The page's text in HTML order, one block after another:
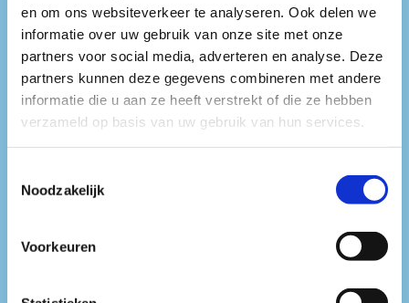
en om ons websiteverkeer te analyseren. Ook delen we
informatie over uw gebruik van onze site met onze
partners voor social media, adverteren en analyse. Deze
partners kunnen deze gegevens combineren met andere
informatie die u aan ze heeft verstrekt of die ze hebben
verzameld op basis van uw gebruik van hun services.
Noodzakelijk
Voorkeuren
//
Yucky is een opkomende dj en
producer uit Den Haag, Nederland,
bekend om zijn energieke en
diverse sets. Met invloeden uit
bubbling, elektronische diaspora-